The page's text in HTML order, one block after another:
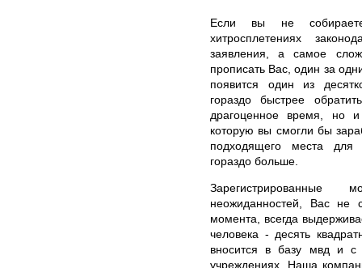
Если вы не
хитросплетениях
заявления, а самое
прописать Вас, один за
появится один из
гораздо быстрее
драгоценное время, но
которую вы смогли бы
подходящего места для
гораздо больше.
неожиданностей, Вас не
момента, всегда
человека - десять
вносится в базу мвд и с
учреждениях. Наша